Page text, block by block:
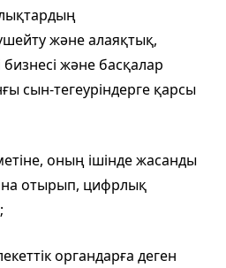
және алаяқтық,
және басқалар
сын-тегеуріндерге қарсы
оның ішінде жасанды
отырып, цифрлық
органдарға деген